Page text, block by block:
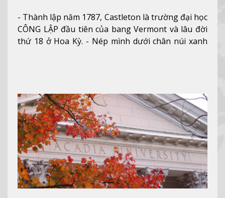
- Thành lập năm 1787, Castleton là trường đại học
CÔNG LẬP đầu tiên của bang Vermont và lâu đời
thứ 18 ở Hoa Kỳ. - Nép mình dưới chân núi xanh
tuyết của trường, sinh viên có thể thưởng thức vẻ
đẹp tự nhiên của Vermont từ mọi góc trong
khuôn viên trường.Xem thêm